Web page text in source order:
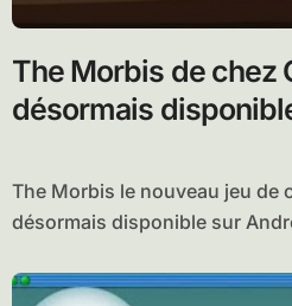
The Morbis de chez
désormais
The Morbis le nouveau jeu de chez Chilibite est
désormais disponible sur